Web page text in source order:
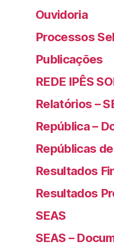
Ouvidoria
Processos
Publicações
REDE IPÊS
Relatórios –
República –
Repúblicas
Resultados
Resultados
SEAS
SEAS –